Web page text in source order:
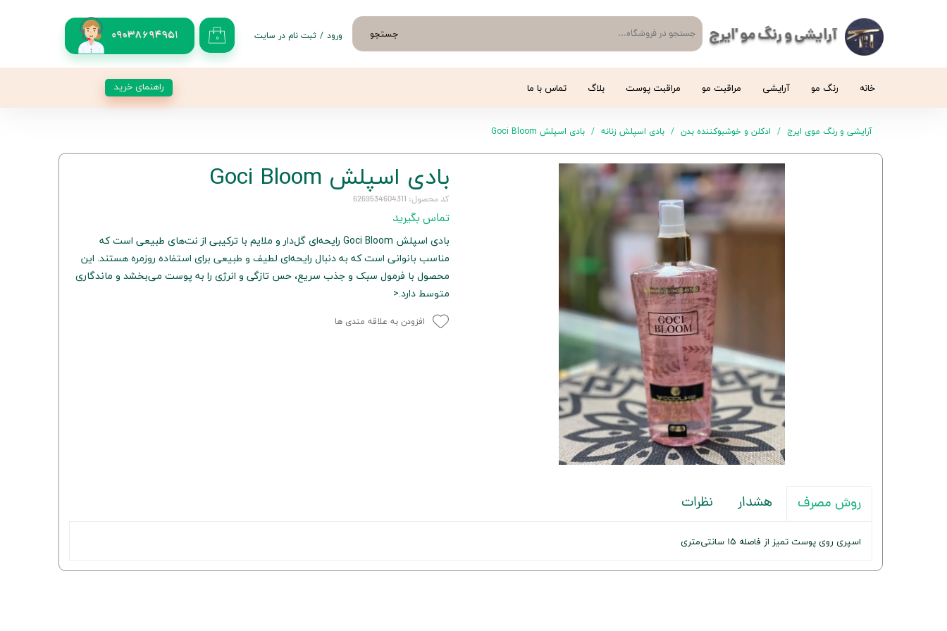
آرایشی و رنگ مو 'ایرج 09038694951 جستجو ۰ ورود / ثبت نام در سایت
خانه رنگ مو آرایشی مراقبت مو مراقبت پوست بلاگ تماس با ما راهنمای خرید
آرایشی و رنگ موی ایرج ادکلن و خوشبوکننده بدن بادی اسپلش زنانه بادی اسپلش Goci Bloom
بادی اسپلش Goci Bloom
کد محصول: 6269534604311
تماس بگیرید
بادی اسپلش Goci Bloom رایحه‌ای گل‌دار و ملایم با ترکیبی از نت‌های طبیعی است که
مناسب بانوانی است که به دنبال رایحه‌ای لطیف و طبیعی برای استفاده روزمره هستند. این
محصول با فرمول سبک و جذب سریع، حس تازگی و انرژی را به پوست می‌بخشد و ماندگاری
متوسط دارد.<
افزودن به علاقه مندی ها
روش مصرف هشدار نظرات
اسپری روی پوست تمیز از فاصله ۱۵ سانتی‌متری